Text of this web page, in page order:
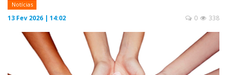
Notícias
13 Fev 2026 | 14:02 338
0